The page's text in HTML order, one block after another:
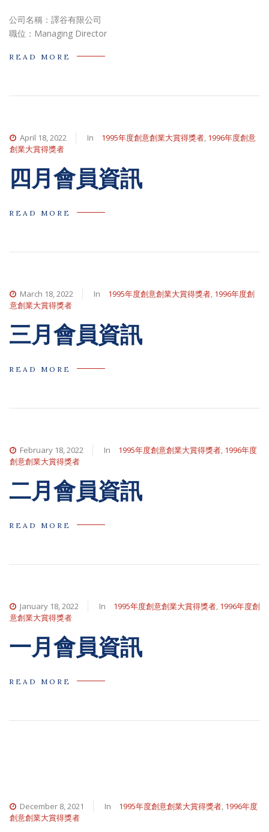
公司名稱：譯谷有限公司
職位：Managing Director
READ MORE
April 18, 2022 In 1995年度創意創業大賞得獎者, 1996年度創意
創業大賞得獎者
四月會員資訊
READ MORE
March 18, 2022 In 1995年度創意創業大賞得獎者, 1996年度創
意創業大賞得獎者
三月會員資訊
READ MORE
February 18, 2022 In 1995年度創意創業大賞得獎者, 1996年度
創意創業大賞得獎者
二月會員資訊
READ MORE
January 18, 2022 In 1995年度創意創業大賞得獎者, 1996年度創
意創業大賞得獎者
一月會員資訊
READ MORE
December 8, 2021 In 1995年度創意創業大賞得獎者, 1996年度
創意創業大賞得獎者